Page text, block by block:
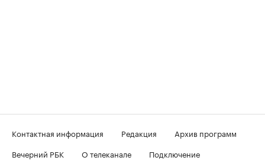
Контактная информация Редакция
Архив программ
Вечерний РБК
О телеканале
Подключение